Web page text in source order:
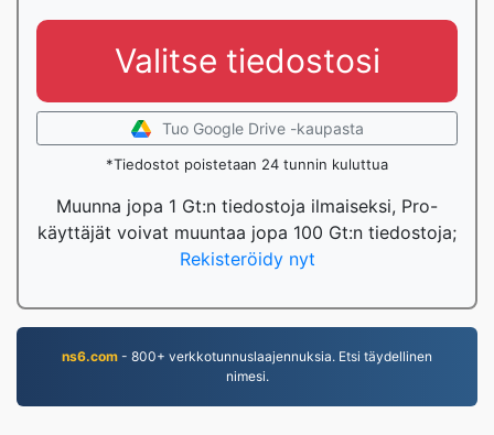
Valitse tiedostosi
Tuo Google Drive -kaupasta
*Tiedostot poistetaan 24 tunnin kuluttua
Muunna jopa 1 Gt:n tiedostoja ilmaiseksi, Pro-
käyttäjät voivat muuntaa jopa 100 Gt:n tiedostoja;
Rekisteröidy nyt
ns6.com - 800+ verkkotunnuslaajennuksia. Etsi täydellinen
nimesi.